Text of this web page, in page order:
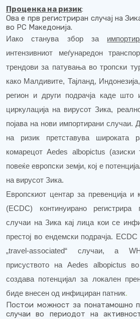
Проценка на ризик:
Ова е прв регистриран случај на
во РС Македонија.
Иако станува збор за
интензивниот меѓунаредон
трендови за патувања во тропски
како Малдивите, Тајланд,
регион и други подрачја каде
циркулација на вирусот Зика,
појава на нови импортирани случаи.
на ризик претставува широката
комарецот Aedes albopictus (азиски
повеќе европски земји, кој е
на вирусот Зика.
Европскиот центар за превенција и
(ECDC) континуирано регистрира
случаи на Зика кај лица кои се
престој во ендемски подрачја.
„travel-associated“ случаи, а
присуството на Aedes albopictus
создава потенцијал за локален
биде внесен од инфициран патник.
Постои можност за понатамошно
случаи во периодот на